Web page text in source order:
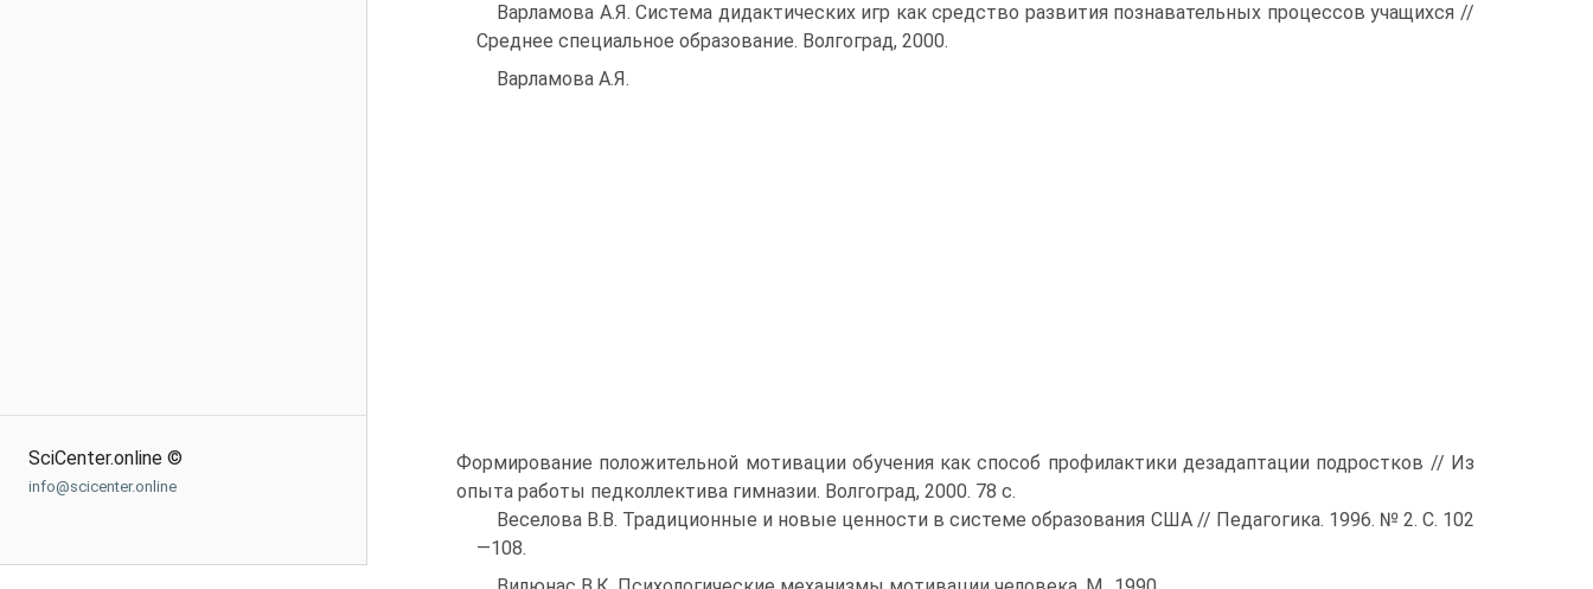
SciCenter.online ©
info@scicenter.online
Варламова А.Я. Система дидактических игр как средство развития познавательных процессов учащихся //
Среднее специальное образование. Волгоград, 2000.
Варламова А.Я.
Формирование положительной мотивации обучения как способ профилактики дезадаптации подростков // Из
опыта работы педколлектива гимназии. Волгоград, 2000. 78 с.
Веселова В.В. Традиционные и новые ценности в системе образования США // Педагогика. 1996. № 2. С. 102
—108.